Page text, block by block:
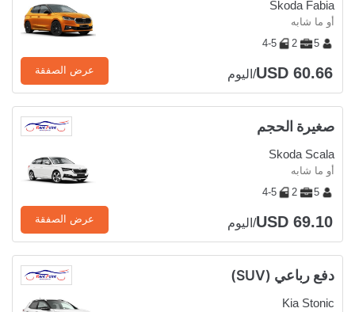
Skoda Fabia
أو ما شابه
5
2
4-5
USD 60.66/اليوم عرض الصفقة
صغيرة الحجم
Skoda Scala
أو ما شابه
5
2
4-5
USD 69.10/اليوم عرض الصفقة
دفع رباعي (SUV)
Kia Stonic